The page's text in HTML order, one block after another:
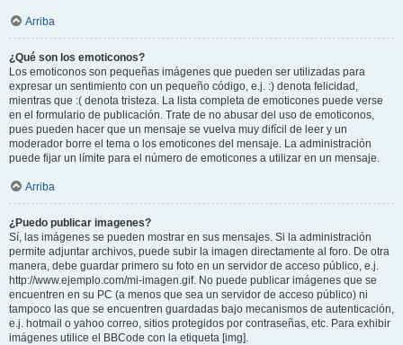
Arriba
¿Qué son los emoticonos?
Los emoticonos son pequeñas imágenes que pueden ser utilizadas para
expresar un sentimiento con un pequeño código, e.j. :) denota felicidad,
mientras que :( denota tristeza. La lista completa de emoticones puede verse
en el formulario de publicación. Trate de no abusar del uso de emoticonos,
pues pueden hacer que un mensaje se vuelva muy difícil de leer y un
moderador borre el tema o los emoticones del mensaje. La administración
puede fijar un límite para el número de emoticones a utilizar en un mensaje.
Arriba
¿Puedo publicar imagenes?
Sí, las imágenes se pueden mostrar en sus mensajes. Si la administración
permite adjuntar archivos, puede subir la imagen directamente al foro. De otra
manera, debe guardar primero su foto en un servidor de acceso público, e.j.
http://www.ejemplo.com/mi-imagen.gif. No puede publicar imágenes que se
encuentren en su PC (a menos que sea un servidor de acceso público) ni
tampoco las que se encuentren guardadas bajo mecanismos de autenticación,
e.j. hotmail o yahoo correo, sitios protegidos por contraseñas, etc. Para exhibir
imágenes utilice el BBCode con la etiqueta [img].